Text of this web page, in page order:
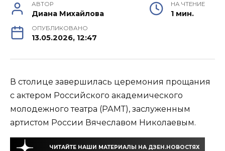
АВТОР
Диана Михайлова
НА ЧТЕНИЕ
1 мин.
ОПУБЛИКОВАНО
13.05.2026, 12:47
В столице завершилась церемония прощания
с актером Российского академического
молодежного театра (РАМТ), заслуженным
артистом России Вячеславом Николаевым.
ЧИТАЙТЕ НАШИ МАТЕРИАЛЫ НА ДЗЕН.НОВОСТЯХ